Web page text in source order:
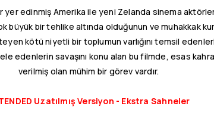
yer edinmiş Amerika ile yeni Zelanda sinema
büyük bir tehlike altında olduğunun ve muhakkak
kötü niyetli bir toplumun varlığını temsil
edenlerin savaşını konu alan bu filmde, esas
verilmiş olan mühim bir görev vardır.
Uzatılmış Versiyon - Ekstra Sahneler